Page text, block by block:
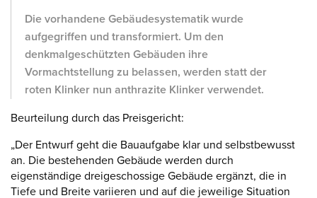
Die vorhandene Gebäudesystematik wurde
aufgegriffen und transformiert. Um den
denkmalgeschützten Gebäuden ihre
Vormachtstellung zu belassen, werden statt der
roten Klinker nun anthrazite Klinker verwendet.
Beurteilung durch das Preisgericht:
„Der Entwurf geht die Bauaufgabe klar und selbstbewusst
an. Die bestehenden Gebäude werden durch
eigenständige dreigeschossige Gebäude ergänzt, die in
Tiefe und Breite variieren und auf die jeweilige Situation